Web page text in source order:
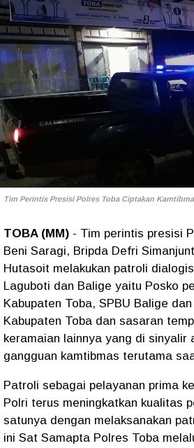
Tim Perintis Presisi Polres Toba Ciptakan
TOBA (MM) - Tim perintis presisi
Beni Saragi, Bripda Defri
Hutasoit melakukan patroli
Laguboti dan Balige yaitu Posko
Kabupaten Toba, SPBU Balige
Kabupaten Toba dan sasaran
keramaian lainnya yang di sinyalir
gangguan kamtibmas terutama
Patroli sebagai pelayanan prima
Polri terus meningkatkan kualitas
satunya dengan melaksanakan
ini Sat Samapta Polres Toba